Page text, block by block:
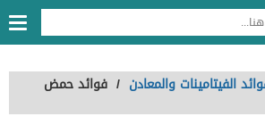
الفيتامينات والمعادن / فوائد حمض